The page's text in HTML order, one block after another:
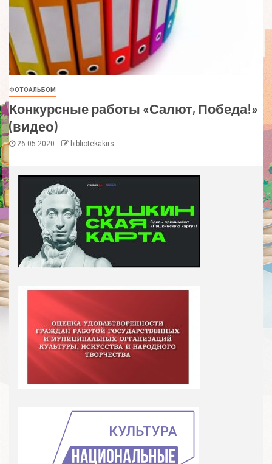
ФОТОАЛЬБОМ
Конкурсные работы «Салют, Победа!»
(видео)
26.05.2020 bibliotekakirs